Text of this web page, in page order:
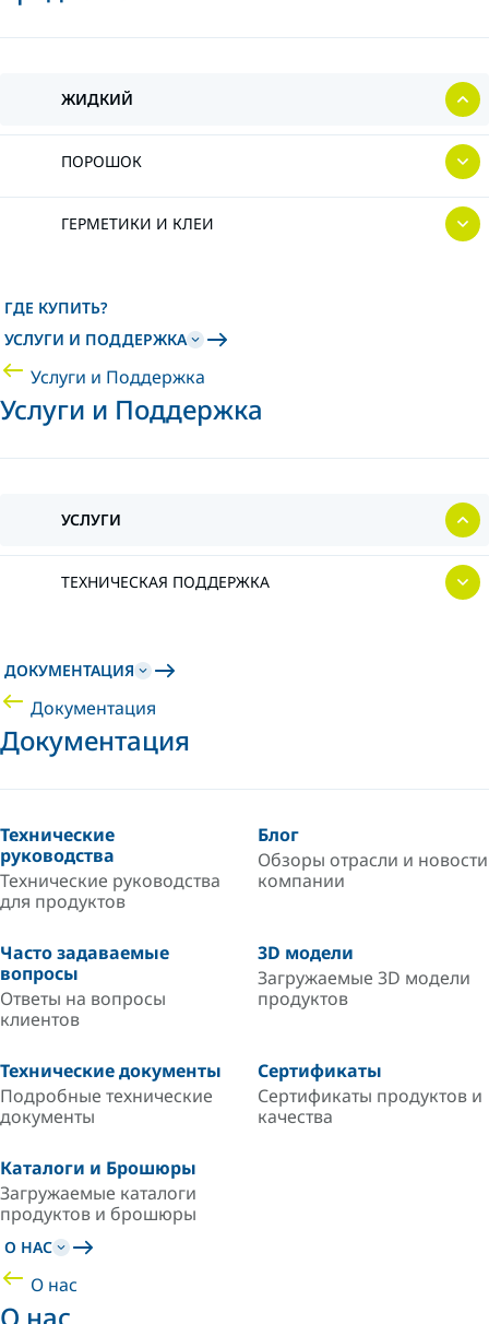
ЖИДКИЙ
ПОРОШОК
ГЕРМЕТИКИ И КЛЕИ
ГДЕ КУПИТЬ?
УСЛУГИ И ПОДДЕРЖКА
Услуги и Поддержка
Услуги и Поддержка
УСЛУГИ
ТЕХНИЧЕСКАЯ ПОДДЕРЖКА
ДОКУМЕНТАЦИЯ
Документация
Документация
Технические
руководства
Технические руководства
для продуктов
Блог
Обзоры отрасли и новости
компании
Часто задаваемые
вопросы
Ответы на вопросы
клиентов
3D модели
Загружаемые 3D модели
продуктов
Технические документы
Подробные технические
документы
Сертификаты
Сертификаты продуктов и
качества
Каталоги и Брошюры
Загружаемые каталоги
продуктов и брошюры
О НАС
О нас